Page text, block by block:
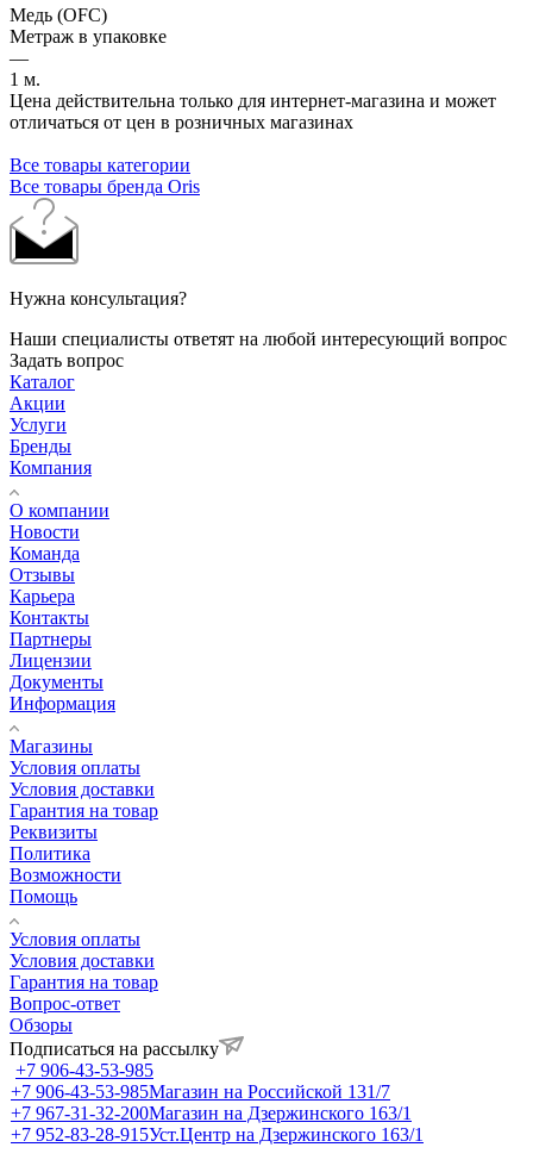
Медь (OFC)
Метраж в упаковке
—
1 м.
Цена действительна только для интернет-магазина и может
отличаться от цен в розничных магазинах
Все товары категории
Все товары бренда Oris
Нужна консультация?
Наши специалисты ответят на любой интересующий вопрос
Задать вопрос
Каталог
Акции
Услуги
Бренды
Компания
О компании
Новости
Команда
Отзывы
Карьера
Контакты
Партнеры
Лицензии
Документы
Информация
Магазины
Условия оплаты
Условия доставки
Гарантия на товар
Реквизиты
Политика
Возможности
Помощь
Условия оплаты
Условия доставки
Гарантия на товар
Вопрос-ответ
Обзоры
Подписаться на рассылку
+7 906-43-53-985
+7 906-43-53-985Магазин на Российской 131/7
+7 967-31-32-200Магазин на Дзержинского 163/1
+7 952-83-28-915Уст.Центр на Дзержинского 163/1